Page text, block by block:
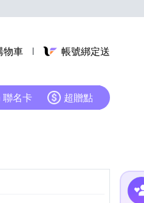
物車 帳號綁定送
聯名卡 超贈點